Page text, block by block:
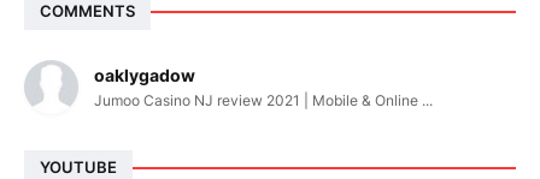
COMMENTS
oaklygadow
Jumoo Casino NJ review 2021 | Mobile & Online ...
YOUTUBE